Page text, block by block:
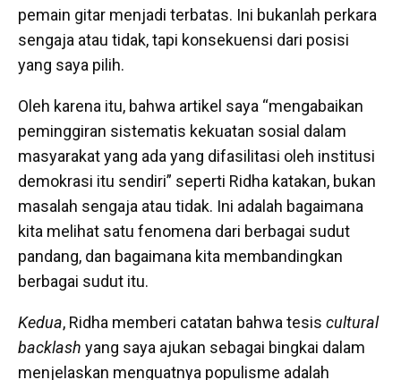
pemain gitar menjadi terbatas. Ini bukanlah perkara
sengaja atau tidak, tapi konsekuensi dari posisi
yang saya pilih.
Oleh karena itu, bahwa artikel saya “mengabaikan
peminggiran sistematis kekuatan sosial dalam
masyarakat yang ada yang difasilitasi oleh institusi
demokrasi itu sendiri” seperti Ridha katakan, bukan
masalah sengaja atau tidak. Ini adalah bagaimana
kita melihat satu fenomena dari berbagai sudut
pandang, dan bagaimana kita membandingkan
berbagai sudut itu.
Kedua, Ridha memberi catatan bahwa tesis cultural
backlash yang saya ajukan sebagai bingkai dalam
menjelaskan menguatnya populisme adalah